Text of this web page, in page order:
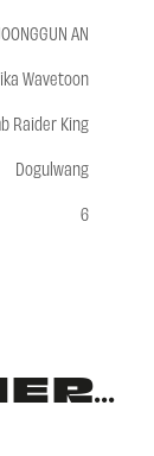
AN
Wavetoon
Raider King
Dogulwang
6